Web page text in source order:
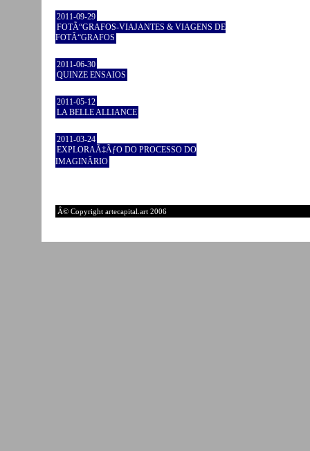
2011-09-29
FOTÃ“GRAFOS-VIAJANTES & VIAGENS DE
FOTÃ“GRAFOS
2011-06-30
QUINZE ENSAIOS
2011-05-12
LA BELLE ALLIANCE
2011-03-24
EXPLORAÃ‡ÃƒO DO PROCESSO DO
IMAGINÃRIO
Â© Copyright artecapital.art 2006